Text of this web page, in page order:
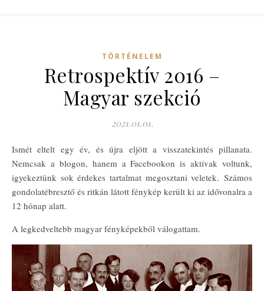
TÖRTÉNELEM
Retrospektív 2016 –
Magyar szekció
2021.01.01.
Ismét eltelt egy év, és újra eljött a visszatekintés pillanata.
Nemcsak a blogon, hanem a Facebookon is aktívak voltunk,
igyekeztünk sok érdekes tartalmat megosztani veletek. Számos
gondolatébresztő és ritkán látott fénykép került ki az idővonalra a
12 hónap alatt.
A legkedveltebb magyar fényképekből válogattam.